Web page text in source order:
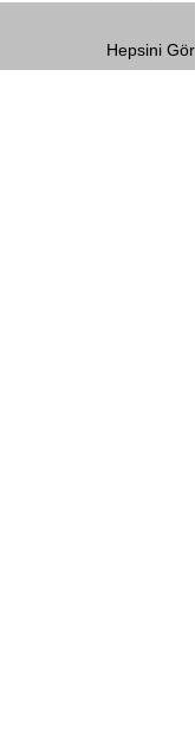
Hepsini Gör